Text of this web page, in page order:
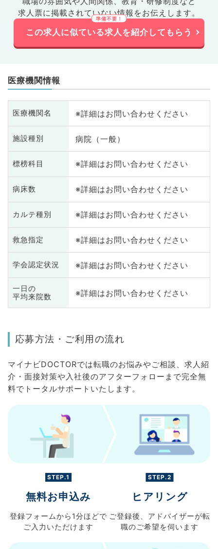
求人票に掲載されていない情報をお伝えします。
この求人に似ている求人を紹介してもらう
医療機関情報
医療機関名 ※詳細はお問い合わせください
施設種別 病院（一般）
標榜科目 ※詳細はお問い合わせください
病床数 ※詳細はお問い合わせください
カルテ種別 ※詳細はお問い合わせください
救急指定 ※詳細はお問い合わせください
学会認定状況 ※詳細はお問い合わせください
一日の
平均来院数
※詳細はお問い合わせください
応募方法・ご利用の流れ
マイナビDOCTORでは転職のお悩みやご相談、求人紹
介・面接対策や入社後のアフターフォローまで完全無
料でトータルサポートいたします。
STEP.1
無料お申込み
登録フォームから 1分ほどで
ご入力 いただけます
STEP.2
ヒアリング
ご登録後、 アドバイザーが転
職のご希望を伺います